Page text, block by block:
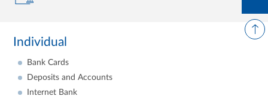
Individual
Bank Cards
Deposits and Accounts
Internet Bank